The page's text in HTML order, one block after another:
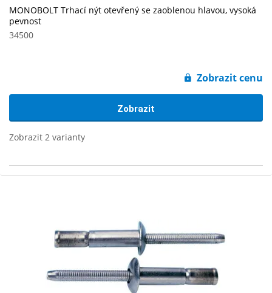
MONOBOLT Trhací nýt otevřený se zaoblenou hlavou, vysoká
pevnost
34500
Zobrazit cenu
Zobrazit
Zobrazit 2 varianty